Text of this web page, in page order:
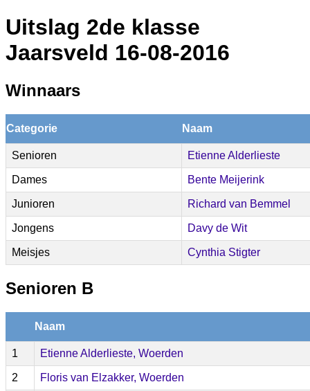
Uitslag 2de klasse
Jaarsveld 16-08-2016
Winnaars
Categorie Naam
Senioren Etienne Alderlieste
Dames Bente Meijerink
Junioren Richard van Bemmel
Jongens Davy de Wit
Meisjes Cynthia Stigter
Senioren B
Naam
1 Etienne Alderlieste, Woerden
2 Floris van Elzakker, Woerden